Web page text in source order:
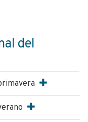
del